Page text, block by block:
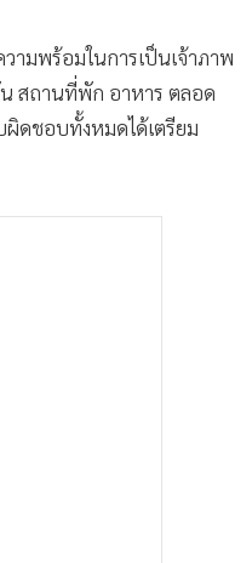
ามพร้อมในการเป็นเจ้าภาพ
สถานที่พัก อาหาร ตลอด
ดชอบทั้งหมดได้เตรียม